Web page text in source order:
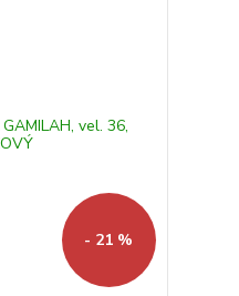
- 21 %